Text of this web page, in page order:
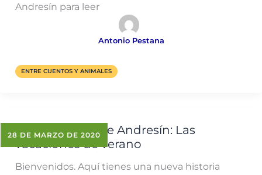
Andresín para leer
Antonio Pestana
ENTRE CUENTOS Y ANIMALES
Las aventuras de Andresín: Las
vacaciones de verano
Bienvenidos. Aquí tienes una nueva historia
28 DE MARZO DE 2020